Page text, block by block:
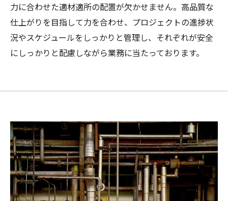
力に合わせた適材適所の配置が欠かせません。高品質な
仕上がりを目指して力を合わせ、プロジェクトの進捗状
況やスケジュールをしっかりと管理し、それぞれが安全
にしっかりと配慮しながら業務に当たっております。